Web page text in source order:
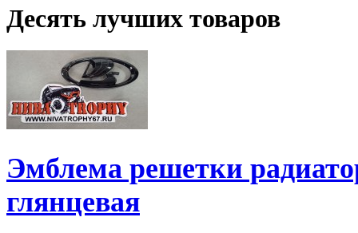
Десять лучших товаров
Эмблема решетки
глянцевая